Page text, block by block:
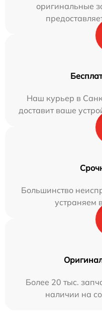
оригинальные
Наш курьер в
доставит ваше
Большинство
устраняем
Более 20 тыс.
наличии на